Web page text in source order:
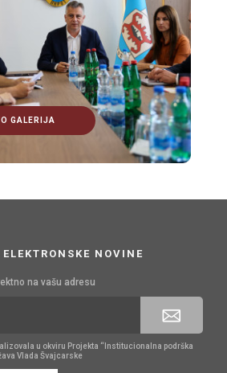
GALERIJA
NOVINE
na vašu adresu
u okviru Projekta “Institucionalna podrška
Vlada Švajcarske